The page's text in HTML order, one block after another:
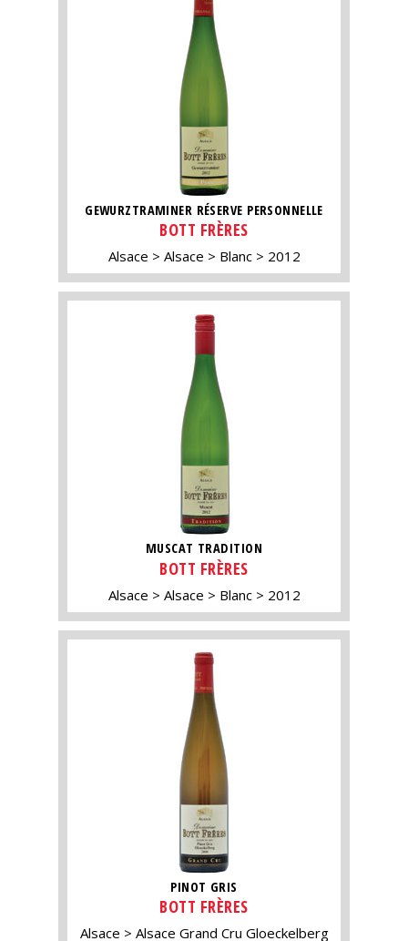
GEWURZTRAMINER RÉSERVE PERSONNELLE
BOTT FRÈRES
Alsace Alsace Blanc 2012
MUSCAT TRADITION
BOTT FRÈRES
Alsace Alsace Blanc 2012
PINOT GRIS
BOTT FRÈRES
Alsace
Alsace Grand Cru Gloeckelberg